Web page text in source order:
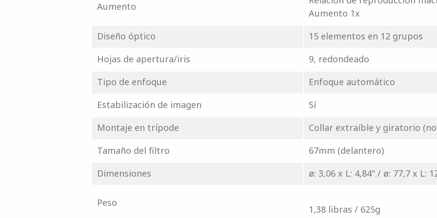
Aumento
Aumento 1x
Diseño óptico
15 elementos en 12 grupos
Hojas de apertura/iris
9, redondeado
Tipo de enfoque
Enfoque automático
Estabilización de imagen
Sí
Montaje en trípode
Collar extraíble y giratorio
Tamaño del filtro
67mm (delantero)
Dimensiones
ø: 3,06 x L: 4,84" / ø: 77,7 x L:
Peso
1,38 libras / 625g